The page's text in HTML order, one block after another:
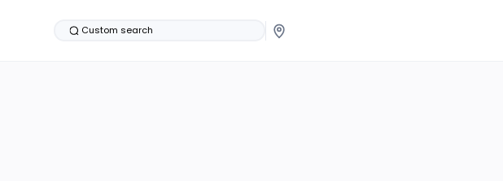
Custom search